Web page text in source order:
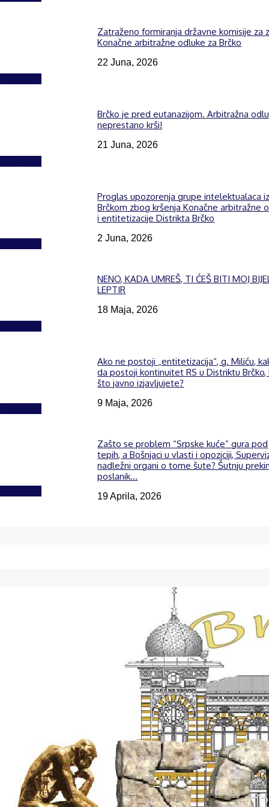
Zatraženo formiranja državne komisije za
Konačne arbitražne odluke za Brčko
22 Juna, 2026
Brčko je pred eutanazijom. Arbitražna
neprestano krši!
21 Juna, 2026
Proglas upozorenja grupe intelektualaca
Brčkom zbog kršenja Konačne arbitražne
i entitetizacije Distrikta Brčko
2 Juna, 2026
NENO, KADA UMREŠ, TI ĆEŠ BITI MOJ
LEPTIR
18 Maja, 2026
Ako ne postoji „entitetizacija“, g. Miliću,
da postoji kontinuitet RS u Distriktu Brčko,
što javno izjavljujete?
9 Maja, 2026
Zašto se problem “Srpske kuće” gura pod
tepih, a Bošnjaci u vlasti i opoziciji,
nadležni organi o tome šute? Šutnju
poslanik...
19 Aprila, 2026